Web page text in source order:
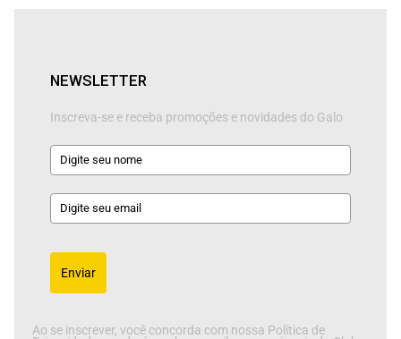
NEWSLETTER
Inscreva-se e receba promoções e novidades do Galo
Enviar
Ao se inscrever, você concorda com nossa Política de